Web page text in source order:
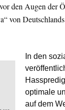
den Augen der
von
In den
optimale
auf dem